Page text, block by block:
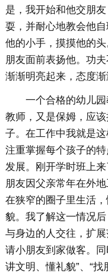
是，我开始和他交朋
耍，并耐心地教会他
他的小手，摸摸他的
朋友面前表扬他。功
渐渐明亮起来，态度
一个合格的幼儿
教师，又是保姆，应
子。在工作中我就是
注重掌握每个孩子的
发展。刚开学时班上
朋友因父亲常年在外
在狭窄的圈子里生活
貌。我了解这一情况
与身边的人交往，扩
请小朋友到家做客。
讲文明、懂礼貌”、“找